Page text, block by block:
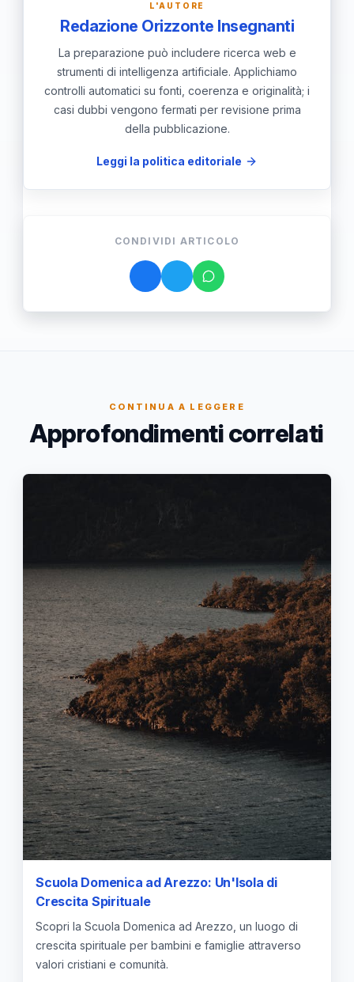
L'AUTORE
Redazione Orizzonte Insegnanti
La preparazione può includere ricerca web e
strumenti di intelligenza artificiale. Applichiamo
controlli automatici su fonti, coerenza e originalità; i
casi dubbi vengono fermati per revisione prima
della pubblicazione.
Leggi la politica editoriale
CONDIVIDI ARTICOLO
CONTINUA A LEGGERE
Approfondimenti correlati
Scuola Domenica ad Arezzo: Un'Isola di
Crescita Spirituale
Scopri la Scuola Domenica ad Arezzo, un luogo di
crescita spirituale per bambini e famiglie attraverso
valori cristiani e comunità.